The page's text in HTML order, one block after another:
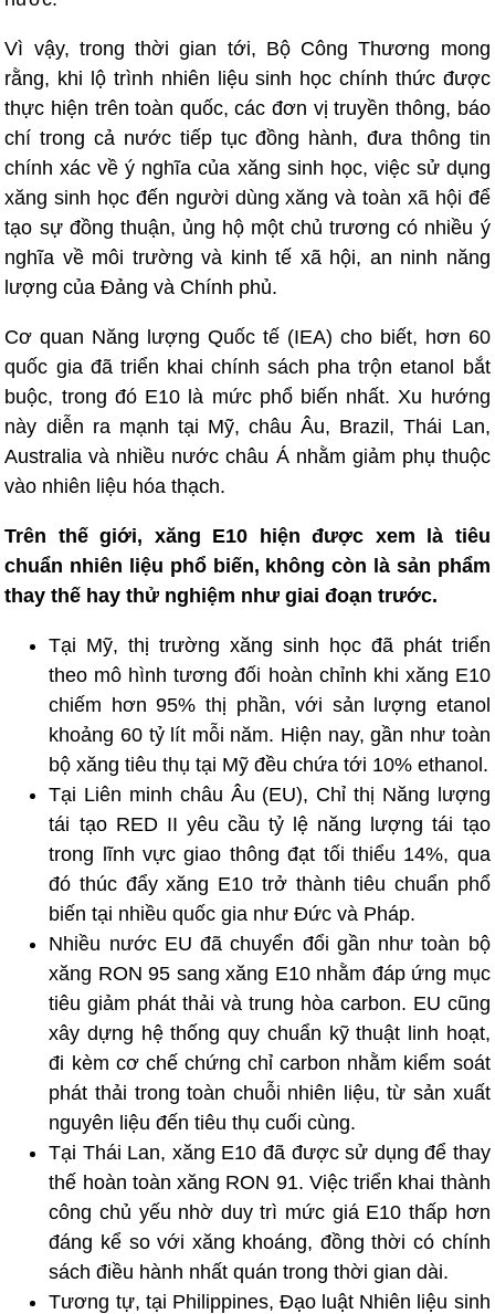
Vì vậy, trong thời gian tới, Bộ Công Thương mong
rằng, khi lộ trình nhiên liệu sinh học chính thức được
thực hiện trên toàn quốc, các đơn vị truyền thông, báo
chí trong cả nước tiếp tục đồng hành, đưa thông tin
chính xác về ý nghĩa của xăng sinh học, việc sử dụng
xăng sinh học đến người dùng xăng và toàn xã hội để
tạo sự đồng thuận, ủng hộ một chủ trương có nhiều ý
nghĩa về môi trường và kinh tế xã hội, an ninh năng
lượng của Đảng và Chính phủ.
Cơ quan Năng lượng Quốc tế (IEA) cho biết, hơn 60
quốc gia đã triển khai chính sách pha trộn etanol bắt
buộc, trong đó E10 là mức phổ biến nhất. Xu hướng
này diễn ra mạnh tại Mỹ, châu Âu, Brazil, Thái Lan,
Australia và nhiều nước châu Á nhằm giảm phụ thuộc
vào nhiên liệu hóa thạch.
Trên thế giới, xăng E10 hiện được xem là tiêu
chuẩn nhiên liệu phổ biến, không còn là sản phẩm
thay thế hay thử nghiệm như giai đoạn trước.
Tại Mỹ, thị trường xăng sinh học đã phát triển
theo mô hình tương đối hoàn chỉnh khi xăng E10
chiếm hơn 95% thị phần, với sản lượng etanol
khoảng 60 tỷ lít mỗi năm. Hiện nay, gần như toàn
bộ xăng tiêu thụ tại Mỹ đều chứa tới 10% ethanol.
Tại Liên minh châu Âu (EU), Chỉ thị Năng lượng
tái tạo RED II yêu cầu tỷ lệ năng lượng tái tạo
trong lĩnh vực giao thông đạt tối thiểu 14%, qua
đó thúc đẩy xăng E10 trở thành tiêu chuẩn phổ
biến tại nhiều quốc gia như Đức và Pháp.
Nhiều nước EU đã chuyển đổi gần như toàn bộ
xăng RON 95 sang xăng E10 nhằm đáp ứng mục
tiêu giảm phát thải và trung hòa carbon. EU cũng
xây dựng hệ thống quy chuẩn kỹ thuật linh hoạt,
đi kèm cơ chế chứng chỉ carbon nhằm kiểm soát
phát thải trong toàn chuỗi nhiên liệu, từ sản xuất
nguyên liệu đến tiêu thụ cuối cùng.
Tại Thái Lan, xăng E10 đã được sử dụng để thay
thế hoàn toàn xăng RON 91. Việc triển khai thành
công chủ yếu nhờ duy trì mức giá E10 thấp hơn
đáng kể so với xăng khoáng, đồng thời có chính
sách điều hành nhất quán trong thời gian dài.
Tương tự, tại Philippines, Đạo luật Nhiên liệu sinh